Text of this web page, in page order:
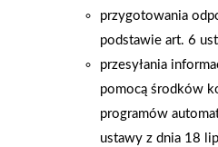
oferowała klientom program
zapoznać się z ofertą targową na
wycenić wstępnie swoje projekty.
umów, a osoby zainteresowane
zaproszone do siedziby firmy.
przygotowania
podstawie art. 6
przesyłania
pomocą środków
programów
ustawy z dnia 18